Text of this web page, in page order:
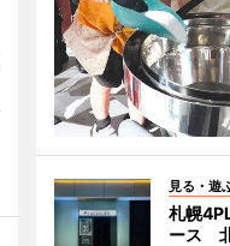
見る・遊
札幌
ース